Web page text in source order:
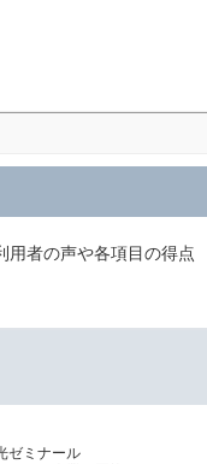
用者の声や各項目の得点
ゼミナール